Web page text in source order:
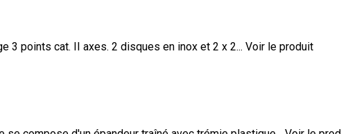
3 points cat. II axes. 2 disques en inox et 2 x 2... Voir le produit